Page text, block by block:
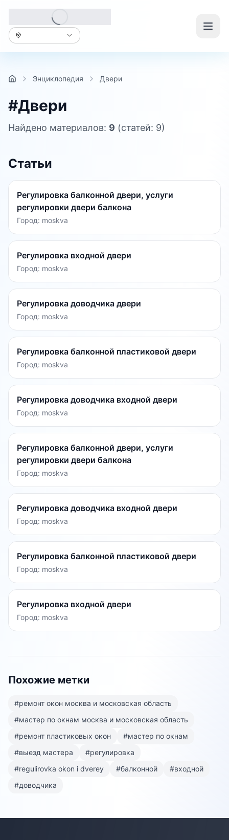
Энциклопедия Двери
#Двери
Найдено материалов: 9 (статей: 9)
Статьи
Регулировка балконной двери, услуги
регулировки двери балкона
Город: moskva
Регулировка входной двери
Город: moskva
Регулировка доводчика двери
Город: moskva
Регулировка балконной пластиковой двери
Город: moskva
Регулировка доводчика входной двери
Город: moskva
Регулировка балконной двери, услуги
регулировки двери балкона
Город: moskva
Регулировка доводчика входной двери
Город: moskva
Регулировка балконной пластиковой двери
Город: moskva
Регулировка входной двери
Город: moskva
Похожие метки
#ремонт окон москва и московская область
#мастер по окнам москва и московская область
#ремонт пластиковых окон #мастер по окнам
#выезд мастера #регулировка
#regulirovka okon i dverey #балконной #входной
#доводчика